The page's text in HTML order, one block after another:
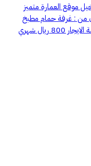
موقع العمارة متميز
من : غرفة حمام مطبخ
ريال شهري